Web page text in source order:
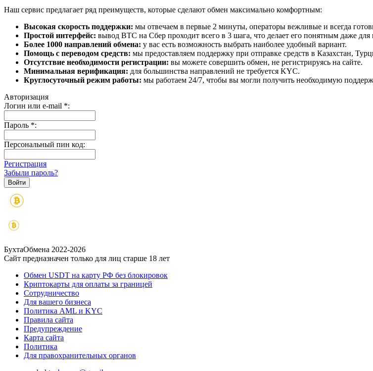
Наш сервис предлагает ряд преимуществ, которые сделают обмен максимально комфортным:
Высокая скорость поддержки: мы отвечаем в первые 2 минуты, операторы вежливые и всегда
Простой интерфейс: вывод BTC на Сбер проходит всего в 3 шага, что делает его понятным даже для
Более 1000 направлений обмена: у вас есть возможность выбрать наиболее удобный вариант.
Помощь с переводом средств: мы предоставляем поддержку при отправке средств в Казахстан,
Отсутствие необходимости регистрации: вы можете совершить обмен, не регистрируясь на сайте.
Минимальная верификация: для большинства направлений не требуется KYC.
Круглосуточный режим работы: мы работаем 24/7, чтобы вы могли получить необходимую
Авторизация
Логин или e-mail *:
Пароль *:
Персональный пин код:
Регистрация
Забыли пароль?
БухтаОбмена 2022-2026
Сайт предназначен только для лиц старше 18 лет
Обмен USDT на карту РФ без блокировок
Криптокарты для оплаты за границей
Сотрудничество
Для вашего бизнеса
Политика AML и KYC
Правила сайта
Предупреждение
Карта сайта
Политика
Для правохранительных органов